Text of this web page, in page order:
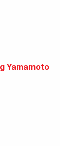
Yamamoto